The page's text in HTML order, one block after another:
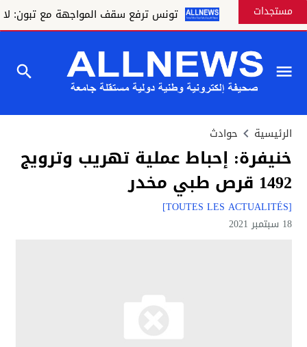
مستجدات تونس ترفع سقف المواجهة مع تبون: لا وصاية
الرئيسية حوادث
خنيفرة: إحباط عملية تهريب وترويج
1492 قرص طبي مخدر
[TOUTES LES ACTUALITÉS]
18 سبتمبر 2021